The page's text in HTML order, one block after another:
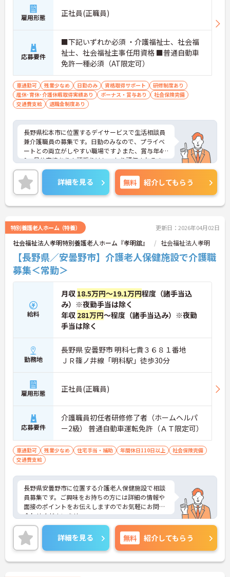
雇用形態 正社員(正職員)
応募要件
■下記いずれか必須 ・介護福祉士、社会福
祉士、社会福祉主事任用資格 ■普通自動車
免許一種必須（AT限定可）
車通勤可 残業少なめ 日勤のみ 資格取得サポート
研修制度あり
産休･育休･介護休暇取得実績あり
ボーナス・賞与あり
社会保険完備
交通費支給
退職金制度あり
長野県松本市に位置するデイサービスで生活相談員
兼介護職員の募集です。日勤のみなので、プライベ
ートとの両立がしやすい職場です♪また、賞与年4.0
0ヶ月分実績あり！頑張りはしっかり評価されるの
でモチベーションを保ってお仕事いただけます！ご
興味のある方はご面接のポイントお伝えしますので
ご気軽にお問い合わせください。
詳細を見る 無料 紹介してもらう
特別養護老人ホーム（特養） 更新日：2026年04月02日
社会福祉法人孝明特別養護老人ホーム『孝明舘』 社会福祉法人孝明
【長野県／安曇野市】介護老人保健施設で介護職
募集＜常勤＞
給料
月収 18.5万円～19.1万円程度（諸手当込
み）※夜勤手当は除く
年収 281万円～程度（諸手当込み）※夜勤
手当は除く
勤務地
長野県 安曇野市 明科七貴３６８１番地
ＪＲ篠ノ井線「明科駅」徒歩30分
雇用形態 正社員(正職員)
応募要件
介護職員初任者研修修了者（ホームヘルパ
ー2級） 普通自動車運転免許（ＡＴ限定可）
車通勤可 残業少なめ 住宅手当・補助 年間休日110日以上
社会保険完備
交通費支給
長野県安曇野市に位置する介護老人保健施設で相談
員募集です。ご興味をお持ちの方には詳細の情報や
面接のポイントをお伝えしますのでお気軽にお問い
合わせくださいませ。
詳細を見る 無料 紹介してもらう